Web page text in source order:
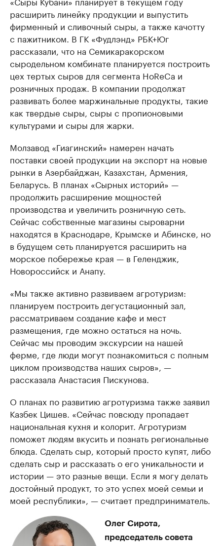
расширить линейку продукции и выпустить
фирменный и сливочный сыры, а также качотту
с пажитником. В ГК «Фудлэнд» РБК+Юг
рассказали, что на Семикаракорском
сыродельном комбинате планируется построить
цех тертых сыров для сегмента HoReCa и
розничных продаж. В компании продолжат
развивать более маржинальные продукты, такие
как твердые сыры, сыры с пропионовыми
культурами и сыры для жарки.
Молзавод «Гиагинский» намерен начать
поставки своей продукции на экспорт на новые
рынки в Азербайджан, Казахстан, Армения,
Беларусь. В планах «Сырных историй» —
продолжить расширение мощностей
производства и увеличить розничную сеть.
Сейчас собственные магазины сыроварни
находятся в Краснодаре, Крымске и Абинске, но
в будущем сеть планируется расширить на
морское побережье края — в Геленджик,
Новороссийск и Анапу.
«Мы также активно развиваем агротуризм:
планируем построить дегустационный зал,
рассматриваем создание кафе и мест
размещения, где можно остаться на ночь.
Сейчас мы проводим экскурсии на нашей
ферме, где люди могут познакомиться с полным
циклом производства наших сыров», —
рассказала Анастасия Пискунова.
О планах по развитию агротуризма также заявил
Казбек Цишев. «Сейчас повсюду пропадает
национальная кухня и колорит. Агротуризм
поможет людям вкусить и познать региональные
блюда. Сделать сыр, который просто купят, либо
сделать сыр и рассказать о его уникальности и
истории — это разные вещи. Если я могу делать
достойный продукт, то это успех моей семьи и
моей республики», — считает предприниматель.
Олег Сирота,
председатель совета